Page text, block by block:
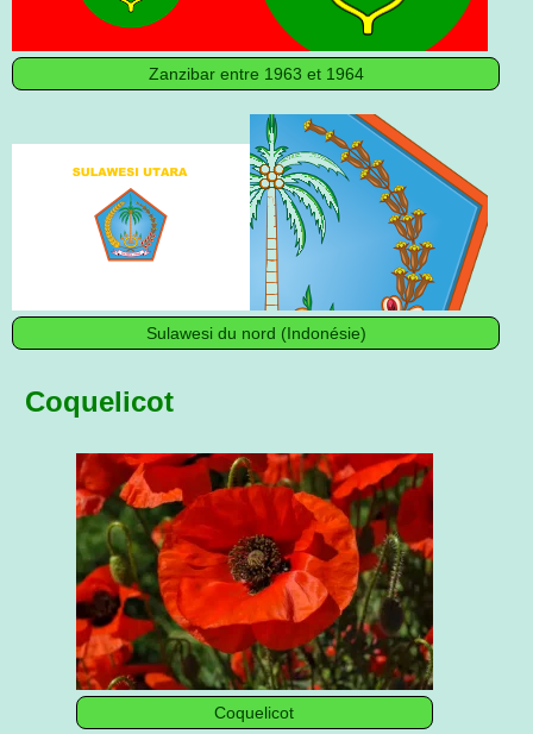
Zanzibar entre 1963 et 1964
Sulawesi du nord (Indonésie)
Coquelicot
Coquelicot